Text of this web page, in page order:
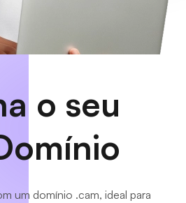
o seu
um domínio .cam, ideal para